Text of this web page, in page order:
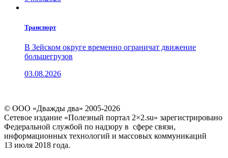
Транспорт
В Зейском округе временно ограничат движение
большегрузов
03.08.2026
© ООО «Дважды два» 2005-2026
Сетевое издание «Полезный портал 2×2.su» зарегистрировано
Федеральной службой по надзору в сфере связи,
информационных технологий и массовых коммуникаций
13 июля 2018 года.